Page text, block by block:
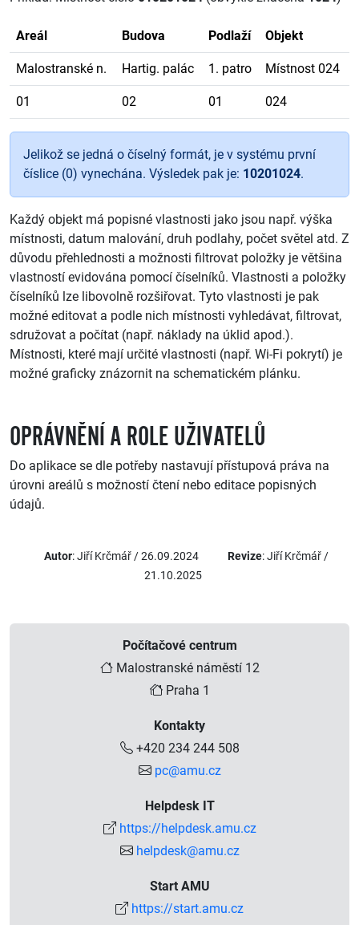
Areál Budova Podlaží Objekt
Malostranské n. Hartig. palác 1. patro Místnost 024
01 02 01 024
Jelikož se jedná o číselný formát, je v systému první
číslice (0) vynechána. Výsledek pak je: 10201024.
Každý objekt má popisné vlastnosti jako jsou např. výška
místnosti, datum malování, druh podlahy, počet světel atd. Z
důvodu přehlednosti a možnosti filtrovat položky je většina
vlastností evidována pomocí číselníků. Vlastnosti a položky
číselníků lze libovolně rozšiřovat. Tyto vlastnosti je pak
možné editovat a podle nich místnosti vyhledávat, filtrovat,
sdružovat a počítat (např. náklady na úklid apod.).
Místnosti, které mají určité vlastnosti (např. Wi-Fi pokrytí) je
možné graficky znázornit na schematickém plánku.
OPRÁVNĚNÍ A ROLE UŽIVATELŮ
Do aplikace se dle potřeby nastavují přístupová práva na
úrovni areálů s možností čtení nebo editace popisných
údajů.
Autor: Jiří Krčmář / 26.09.2024 Revize: Jiří Krčmář /
21.10.2025
Počítačové centrum
Malostranské náměstí 12
Praha 1
Kontakty
+420 234 244 508
pc@amu.cz
Helpdesk IT
https://helpdesk.amu.cz
helpdesk@amu.cz
Start AMU
https://start.amu.cz